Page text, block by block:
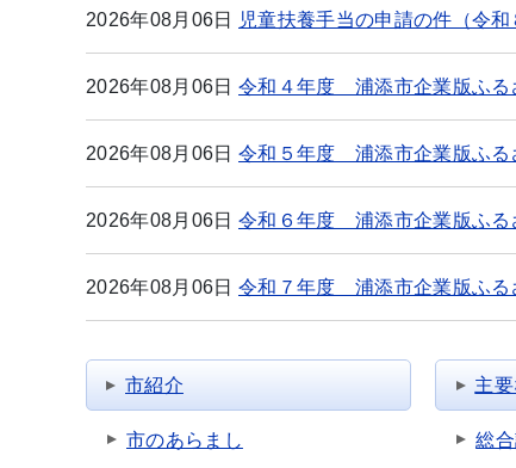
2026年08月06日 児童扶養手当の申請の件（令和
2026年08月06日 令和４年度 浦添市企業版ふる
2026年08月06日 令和５年度 浦添市企業版ふる
2026年08月06日 令和６年度 浦添市企業版ふる
2026年08月06日 令和７年度 浦添市企業版ふる
市紹介
市のあらまし
主
総